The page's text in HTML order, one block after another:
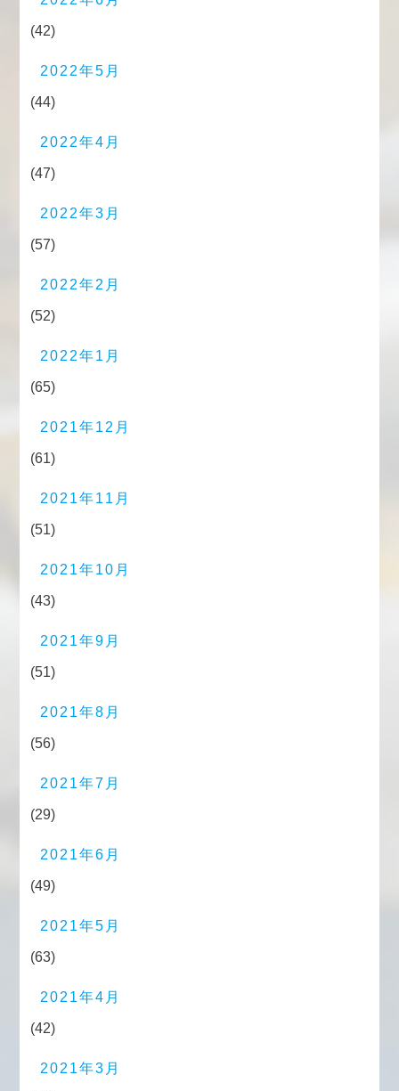
(42)
2022年5月
(44)
2022年4月
(47)
2022年3月
(57)
2022年2月
(52)
2022年1月
(65)
2021年12月
(61)
2021年11月
(51)
2021年10月
(43)
2021年9月
(51)
2021年8月
(56)
2021年7月
(29)
2021年6月
(49)
2021年5月
(63)
2021年4月
(42)
2021年3月